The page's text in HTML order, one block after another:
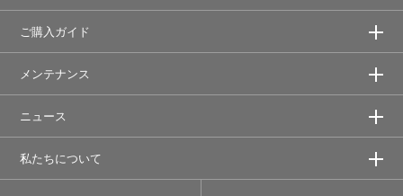
ご購入ガイド
メンテナンス
ニュース
私たちについて